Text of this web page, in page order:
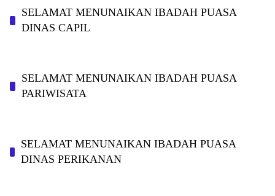
SELAMAT MENUNAIKAN IBADAH PUASA
DINAS CAPIL
SELAMAT MENUNAIKAN IBADAH PUASA
PARIWISATA
SELAMAT MENUNAIKAN IBADAH PUASA
DINAS PERIKANAN